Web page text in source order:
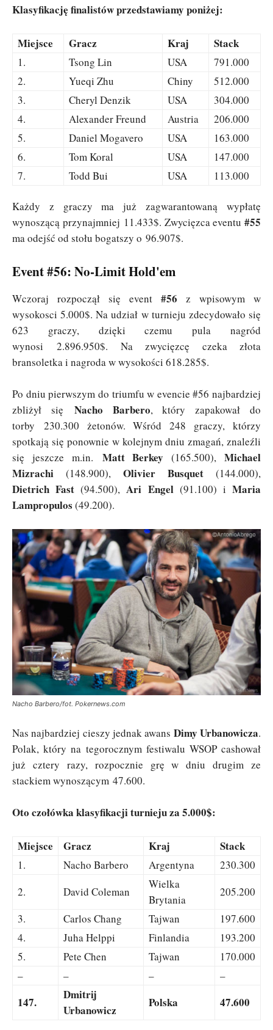
Klasyfikację finalistów przedstawiamy poniżej:
Miejsce Gracz Kraj Stack
1. Tsong Lin USA
791.000
2.
Yueqi Zhu Chiny
512.000
3.
Cheryl Denzik USA
304.000
4.
Alexander Freund Austria
206.000
5.
Daniel Mogavero USA
163.000
6.
Tom Koral USA
147.000
7.
Todd Bui USA 113.000
Każdy z graczy ma już zagwarantowaną wypłatę
wynoszącą przynajmniej 11.433$. Zwycięzca eventu #55
ma odejść od stołu bogatszy o 96.907$.
Event #56: No-Limit Hold'em
Wczoraj rozpoczął się event #56 z wpisowym w
wysokosci 5.000$. Na udział w turnieju zdecydowało się
623 graczy, dzięki czemu pula nagród
wynosi 2.896.950$. Na zwycięzcę czeka złota
bransoletka i nagroda w wysokości 618.285$.
Po dniu pierwszym do triumfu w evencie #56 najbardziej
zbliżył się Nacho Barbero, który zapakował do
torby 230.300 żetonów. Wśród 248 graczy, którzy
spotkają się ponownie w kolejnym dniu zmagań, znaleźli
się jeszcze m.in. Matt Berkey (165.500),Michael
Mizrachi (148.900), Olivier Busquet (144.000),
Dietrich Fast (94.500),Ari Engel(91.100) iMaria
Lampropulos (49.200).
Nacho Barbero/fot. Pokernews.com
Nas najbardziej cieszy jednak awans Dimy Urbanowicza.
Polak, który na tegorocznym festiwalu WSOP cashował
już cztery razy, rozpocznie grę w dniu drugim ze
stackiem wynoszącym 47.600.
Oto czołówka klasyfikacji turnieju za 5.000$:
Miejsce Gracz Kraj Stack
1. Nacho Barbero Argentyna
230.300
2.
David Coleman
Wielka
Brytania
205.200
3.
Carlos Chang Tajwan
197.600
4.
Juha Helppi Finlandia
193.200
5.
Pete Chen Tajwan
170.000
–
– – –
147.
Dmitrij
Urbanowicz
Polska 47.600